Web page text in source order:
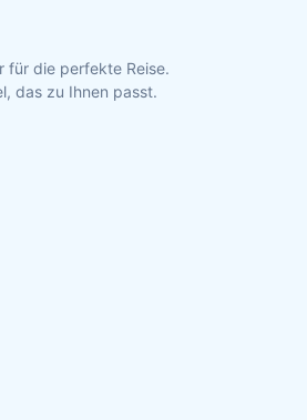
für die perfekte Reise.
das zu Ihnen passt.